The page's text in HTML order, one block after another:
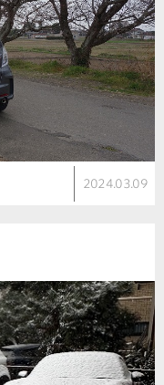
2024.03.09